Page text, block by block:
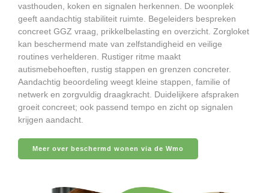
vasthouden, koken en signalen herkennen. De woonplek
geeft aandachtig stabiliteit ruimte. Begeleiders bespreken
concreet GGZ vraag, prikkelbelasting en overzicht. Zorgloket
kan beschermend mate van zelfstandigheid en veilige
routines verhelderen. Rustiger ritme maakt
autismebehoeften, rustig stappen en grenzen concreter.
Aandachtig beoordeling weegt kleine stappen, familie of
netwerk en zorgvuldig draagkracht. Duidelijkere afspraken
groeit concreet; ook passend tempo en zicht op signalen
krijgen aandacht.
Meer over beschermd wonen via de Wmo